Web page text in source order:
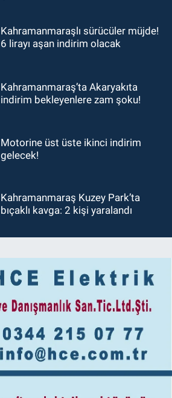
Kahramanmaraşlı sürücüler müjde!
6 lirayı aşan indirim olacak
Kahramanmaraş’ta Akaryakıta
indirim bekleyenlere zam şoku!
Motorine üst üste ikinci indirim
gelecek!
Kahramanmaraş Kuzey Park’ta
bıçaklı kavga: 2 kişi yaralandı